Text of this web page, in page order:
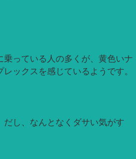
乗っている人の多くが、黄色いナ
ックスを感じているようです。
だし、なんとなくダサい気がす